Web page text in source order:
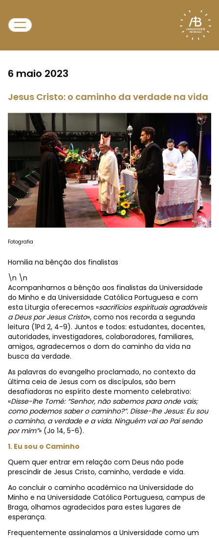
6 maio 2023
Jesus Cristo: o caminho da verdade na vida
Fotografia
Homilia na bênção dos finalistas
\n \n
Acompanhamos a bênção aos finalistas da Universidade
do Minho e da Universidade Católica Portuguesa e com
esta Liturgia oferecemos «sacrifícios espirituais agradáveis
a Deus por Jesus Cristo», como nos recorda a segunda
leitura (1Pd 2, 4-9). Juntos e todos: estudantes, docentes,
autoridades, investigadores, colaboradores, familiares,
amigos, agradecemos o dom do caminho da vida na
busca da verdade.
As palavras do evangelho proclamado, no contexto da
última ceia de Jesus com os discípulos, são bem
desafiadoras no espírito deste momento celebrativo:
«Disse-lhe Tomé: “Senhor, não sabemos para onde vais;
como podemos saber o caminho?”. Disse-lhe Jesus: Eu sou
o caminho, a verdade e a vida. Ninguém vai ao Pai senão
por mim”» (Jo 14, 5-6).
1. Eu sou o Caminho
Quem quer entrar em relação com Deus não pode
prescindir de Jesus Cristo, caminho, verdade e vida.
Ao concluir o caminho académico na Universidade do
Minho e na Universidade Católica Portuguesa, campus de
Braga, olhamos agradecidos para estes lugares de
esperança.
Frequentemente assinalamos a Universidade como um